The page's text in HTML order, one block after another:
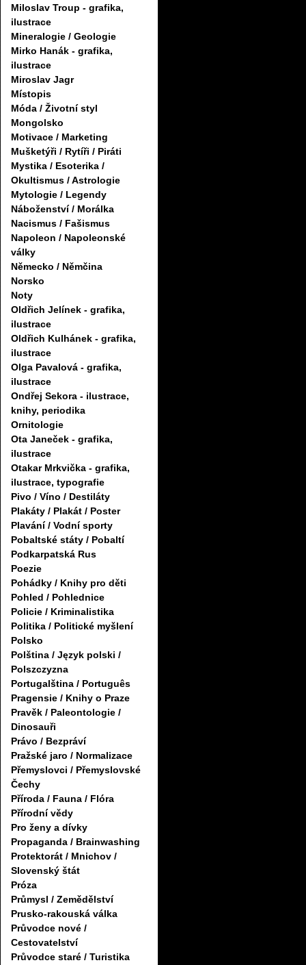
Miloslav Troup - grafika,
ilustrace
Mineralogie / Geologie
Mirko Hanák - grafika,
ilustrace
Miroslav Jagr
Místopis
Móda / Životní styl
Mongolsko
Motivace / Marketing
Mušketýři / Rytíři / Piráti
Mystika / Esoterika /
Okultismus / Astrologie
Mytologie / Legendy
Náboženství / Morálka
Nacismus / Fašismus
Napoleon / Napoleonské
války
Německo / Němčina
Norsko
Noty
Oldřich Jelínek - grafika,
ilustrace
Oldřich Kulhánek - grafika,
ilustrace
Olga Pavalová - grafika,
ilustrace
Ondřej Sekora - ilustrace,
knihy, periodika
Ornitologie
Ota Janeček - grafika,
ilustrace
Otakar Mrkvička - grafika,
ilustrace, typografie
Pivo / Víno / Destiláty
Plakáty / Plakát / Poster
Plavání / Vodní sporty
Pobaltské státy / Pobaltí
Podkarpatská Rus
Poezie
Pohádky / Knihy pro děti
Pohled / Pohlednice
Policie / Kriminalistika
Politika / Politické myšlení
Polsko
Polština / Język polski /
Polszczyzna
Portugalština / Português
Pragensie / Knihy o Praze
Pravěk / Paleontologie /
Dinosauři
Právo / Bezpráví
Pražské jaro / Normalizace
Přemyslovci / Přemyslovské
Čechy
Příroda / Fauna / Flóra
Přírodní vědy
Pro ženy a dívky
Propaganda / Brainwashing
Protektorát / Mnichov /
Slovenský štát
Próza
Průmysl / Zemědělství
Prusko-rakouská válka
Průvodce nové /
Cestovatelství
Průvodce staré / Turistika